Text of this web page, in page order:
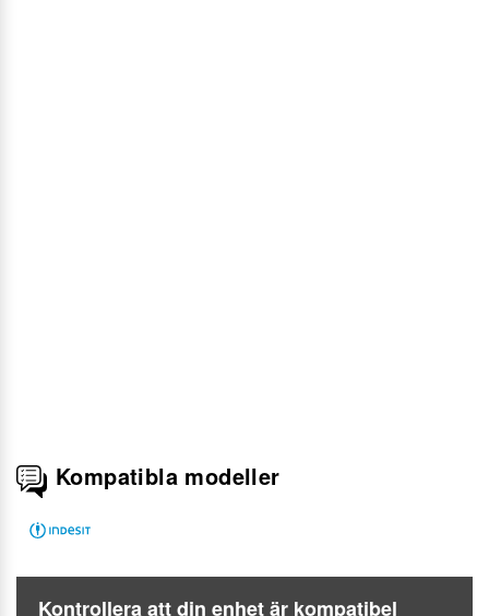
Kompatibla modeller
Kontrollera att din enhet är kompatibel